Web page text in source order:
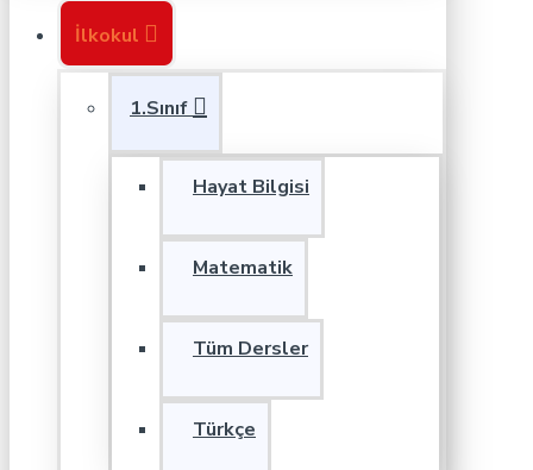
İlkokul
1.Sınıf
Hayat Bilgisi
Matematik
Tüm Dersler
Türkçe